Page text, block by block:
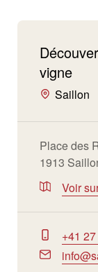
vigne
Saillon
Place des
1913
Voir
+41